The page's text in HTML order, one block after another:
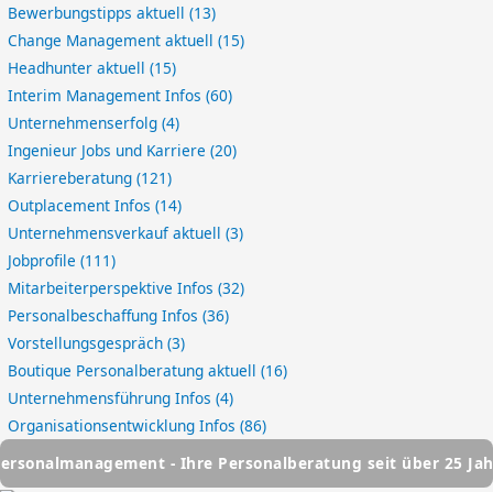
Bewerbungstipps aktuell(13)
Change Management aktuell(15)
Headhunter aktuell(15)
Interim Management Infos(60)
Unternehmenserfolg(4)
Ingenieur Jobs und Karriere(20)
Karriereberatung(121)
Outplacement Infos(14)
Unternehmensverkauf aktuell(3)
Jobprofile(111)
Mitarbeiterperspektive Infos(32)
Personalbeschaffung Infos(36)
Vorstellungsgespräch(3)
Boutique Personalberatung aktuell(16)
Unternehmensführung Infos(4)
Organisationsentwicklung Infos(86)
- Ihre Personalberatung seit über 25 Jahren
HSC